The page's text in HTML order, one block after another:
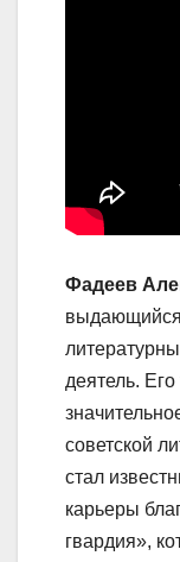
Фадеев
выдающийся
деятель.
советской
стал
карьеры
гвардия»,